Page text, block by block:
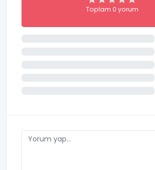
Toplam 0 yorum